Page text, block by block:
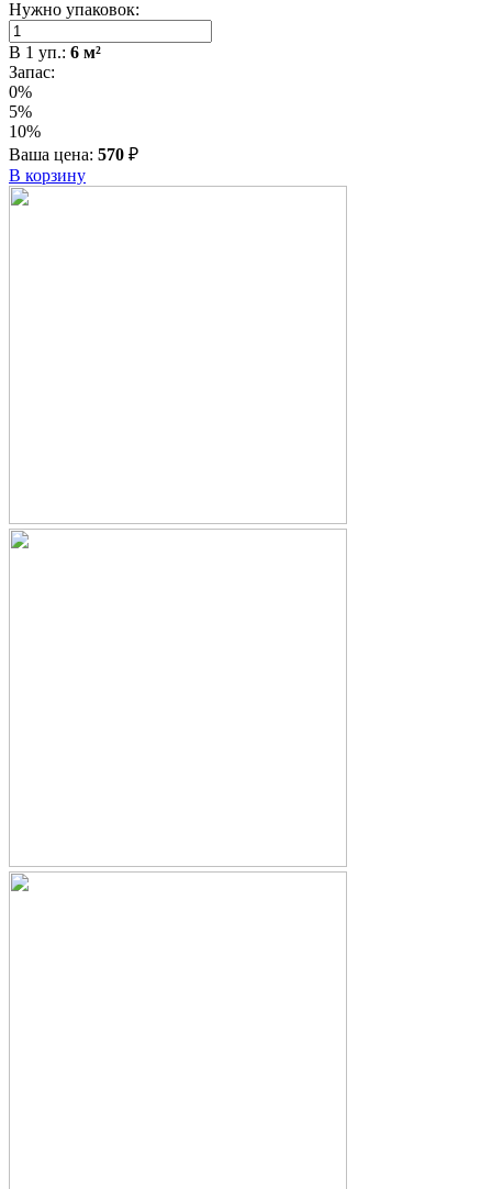
Нужно упаковок:
В 1 уп.: 6 м²
Запас:
0%
5%
10%
Ваша цена: 570 ₽
В корзину